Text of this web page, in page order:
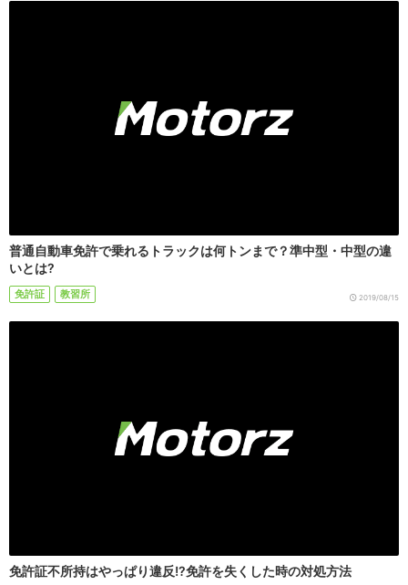
普通自動車免許で乗れるトラックは何トンまで？準中型・中型の違
いとは?
免許証 教習所 2019/08/15
免許証不所持はやっぱり違反!?免許を失くした時の対処方法